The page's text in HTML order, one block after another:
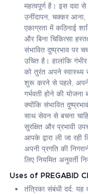
महत्वपूर्ण है। इस दवा
उनींदापन, चक्कर
एकाग्रता में कठिनाई
और बिना चिकित्सा
संभावित दुष्प्रभाव पर
उचित है। हालांकि
को तुरंत अपने स्वास्थ्य
शुरू करने से पहले, अपने
गर्भवती होने की
क्योंकि संभावित
साथ सेवन से बचना
सुरक्षित और प्रभावी
आपके द्वारा ली जा
अपनी प्रगति की
लिए नियमित अनुवर्ती
Uses of PREGABID
तंत्रिका संबंधी दर्द: यह